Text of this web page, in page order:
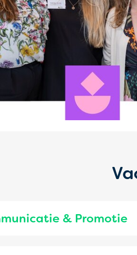
& Promotie